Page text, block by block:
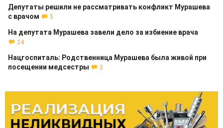
Депутаты решили не рассматривать конфликт Мурашева
с врачом
5
На депутата Мурашева завели дело за избиение врача
24
Нацгоспиталь: Родственница Мурашева была живой при
посещении медсестры
3